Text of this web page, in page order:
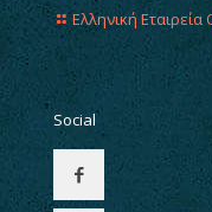
Ελληνική
Social